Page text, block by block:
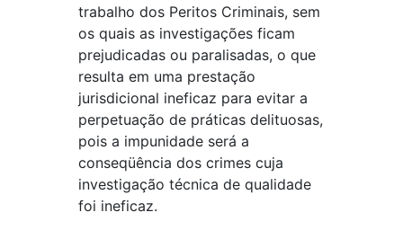
trabalho dos Peritos Criminais, sem
os quais as investigações ficam
prejudicadas ou paralisadas, o que
resulta em uma prestação
jurisdicional ineficaz para evitar a
perpetuação de práticas delituosas,
pois a impunidade será a
conseqüência dos crimes cuja
investigação técnica de qualidade
foi ineficaz.